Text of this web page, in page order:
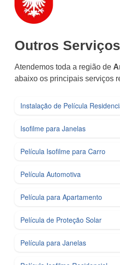
Outros Serviços
Atendemos toda a região de
abaixo os principais serviços
Instalação de Película
Isofilme para Janelas
Película Isofilme para Carro
Película Automotiva
Película para Apartamento
Película de Proteção Solar
Película para Janelas